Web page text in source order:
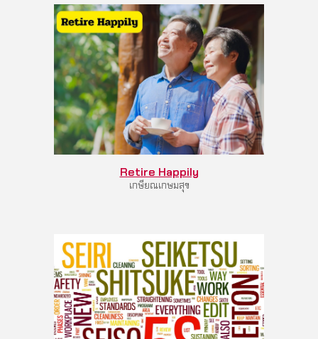
Retire Happily
เกษียณเกษมสุข